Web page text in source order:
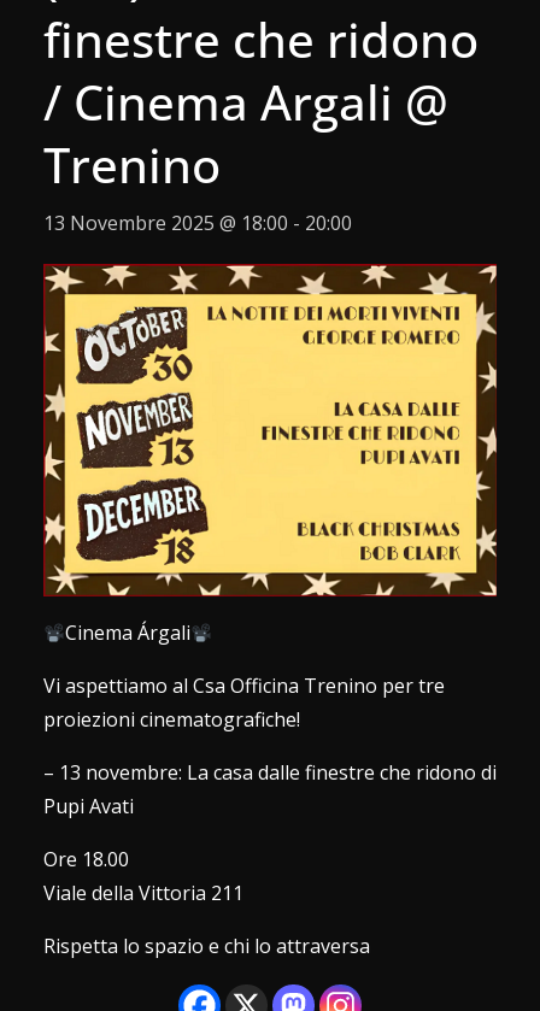
finestre che ridono
/ Cinema Argali @
Trenino
13 Novembre 2025 @ 18:00 - 20:00
Cinema Árgali
Vi aspettiamo al Csa Officina Trenino per tre
proiezioni cinematografiche!
– 13 novembre: La casa dalle finestre che ridono di
Pupi Avati
Ore 18.00
Viale della Vittoria 211
Rispetta lo spazio e chi lo attraversa